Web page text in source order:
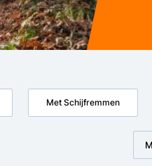
Met Schijfremmen